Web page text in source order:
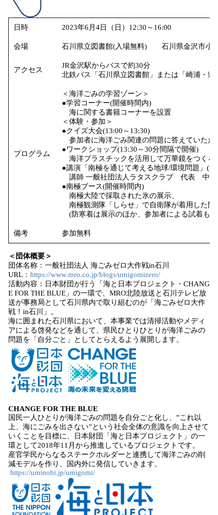
日時 2023年6月4日（日）12:30～16:00
会場 石川県立図書館(入場無料) 石川県金沢市小
アクセス
JR金沢駅からバスで約30分
北鉄バス「石川県立図書館」または「崎浦・県
プログラム
＜海洋ごみの学習ゾーン＞
●学習コーナー(開催時間内)
海に関する書籍コーナーを設置
＜体験・参加＞
●クイズ大会(13:00～13:30)
参加者に海洋ごみ関連の問題に答えていただ
●ワークショップ(13:30～30分間隔で開催)
海洋プラスチックを活用して万華鏡をつくろ
●講演「南極を通じて考える地球/環境問題」
講師 一般社団法人ラタスクラブ 代表 中
●南極ブース(開催時間内)
南極大陸で採取された氷の展示、
南極観測隊「しらせ」で自衛隊が着用した防
(防寒着は展示のほか、参加者による試着も
備考 参加無料
＜団体概要＞
団体名称：一般社団法人 海ごみゼロ大作戦in石川
URL： https://www.mro.co.jp/blogs/umigomizero/
活動内容：日本財団が行う「海と日本プロジェクト・CHANG
E FOR THE BLUE」の一環で、MRO北陸放送と石川テレビ放
送が事務局として石川県内で取り組むのが「海ごみゼロ大作
戦！in石川」。
海に囲まれた石川県において、本事業では清掃活動やメディ
アによる啓発などを通して、県民ひとりひとりが海洋ごみの
問題を「自分ごと」としてとらえるよう展開します。
CHANGE FOR THE BLUE
国民一人ひとりが海洋ごみの問題を自分ごと化し、”これ以
上、海にごみを出さない”という社会全体の意識を向上させて
いくことを目標に、日本財団「海と日本プロジェクト」の一
環として2018年11月から推進しているプロジェクトです。
産官学民からなるステークホルダーと連携して海洋ごみの削
減モデルを作り、国内外に発信していきます。
https://uminohi.jp/umigomi/